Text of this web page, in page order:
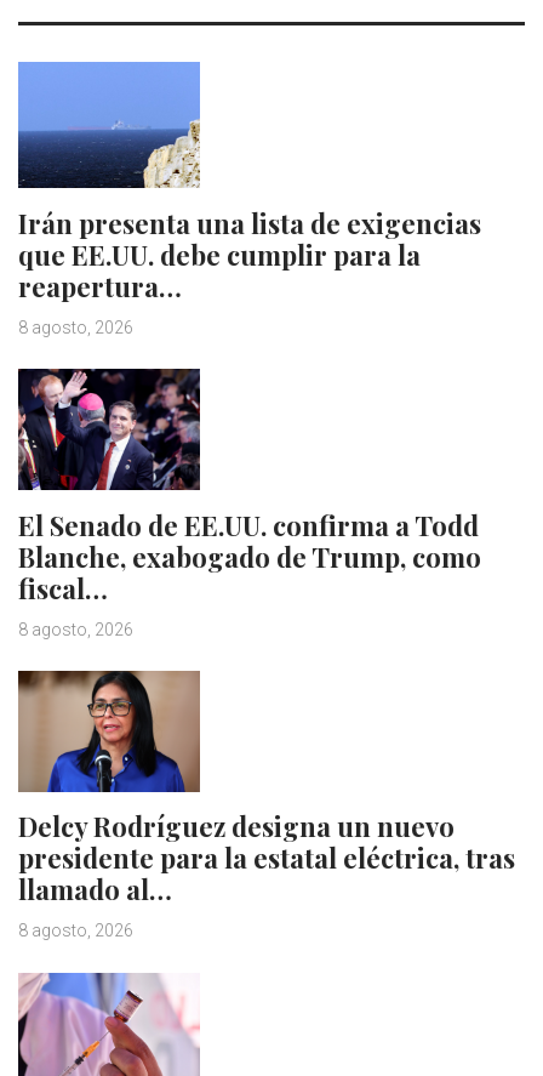
Irán presenta una lista de exigencias
que EE.UU. debe cumplir para la
reapertura…
8 agosto, 2026
El Senado de EE.UU. confirma a Todd
Blanche, exabogado de Trump, como
fiscal…
8 agosto, 2026
Delcy Rodríguez designa un nuevo
presidente para la estatal eléctrica, tras
llamado al…
8 agosto, 2026